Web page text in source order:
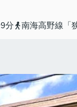
分
南海高野線「